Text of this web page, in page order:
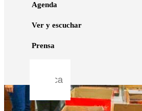
Agenda
Ver y escuchar
Prensa